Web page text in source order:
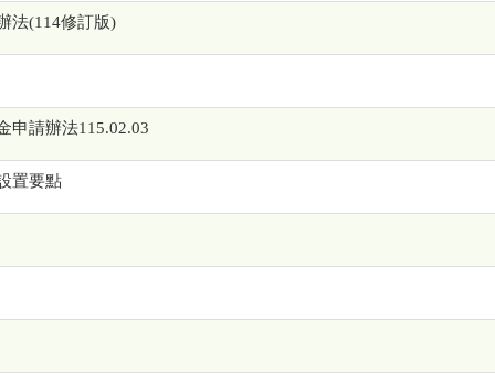
法(114修訂版)
申請辦法115.02.03
置要點